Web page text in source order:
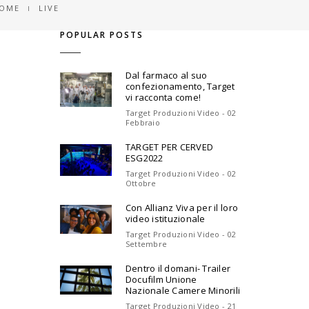
LIVE
POPULAR POSTS
Dal farmaco al suo
confezionamento, Target
vi racconta come!
Target Produzioni Video - 02
Febbraio
TARGET PER CERVED
ESG2022
Target Produzioni Video - 02
Ottobre
Con Allianz Viva per il loro
video istituzionale
Target Produzioni Video - 02
Settembre
Dentro il domani- Trailer
Docufilm Unione
Nazionale Camere Minorili
Target Produzioni Video - 21